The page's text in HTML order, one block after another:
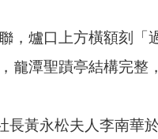
，爐口上方橫額刻「
潭聖蹟亭結構完整
黃永松夫人李南華